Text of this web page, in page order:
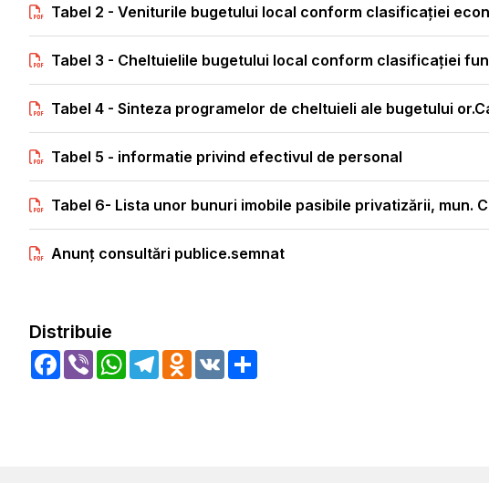
Tabel 2 - Veniturile bugetului local conform clasificaţiei
Tabel 3 - Cheltuielile bugetului local conform clasificaţiei
Tabel 4 - Sinteza programelor de cheltuieli ale bugetului
Tabel 5 - informatie privind efectivul de personal
Tabel 6- Lista unor bunuri imobile pasibile privatizării, mun.
Anunț consultări publice.semnat
Distribuie
Facebook
Viber WhatsApp
TelegramOdnoklassniki
VK